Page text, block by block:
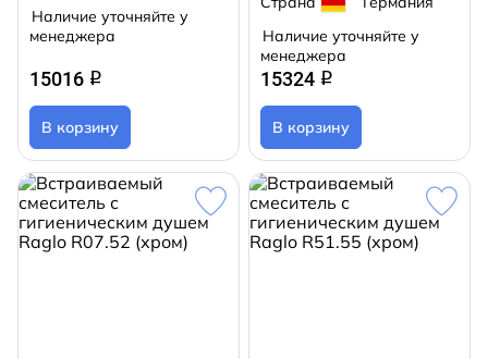
Наличие уточняйте у
менеджера
15016 q
В корзину
Наличие уточняйте у
менеджера
15324 q
В корзину